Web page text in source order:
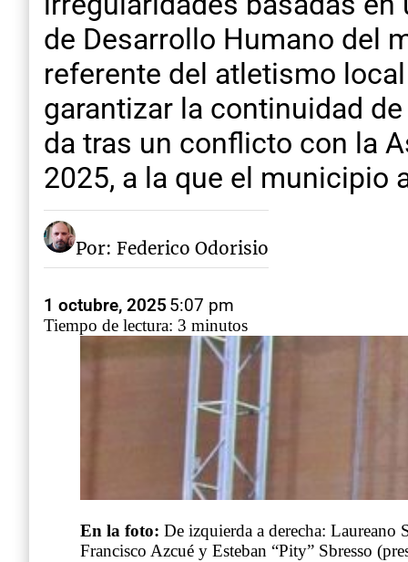
de Desarrollo Humano del
referente del atletismo
garantizar la continuidad
da tras un conflicto con la
2025, a la que el municipio
Por: Federico Odorisio
1 octubre, 2025 5:07 pm
Tiempo de lectura: 3 minutos
En la foto: De izquierda a derecha: Laureano
Francisco Azcué y Esteban “Pity” Sbresso